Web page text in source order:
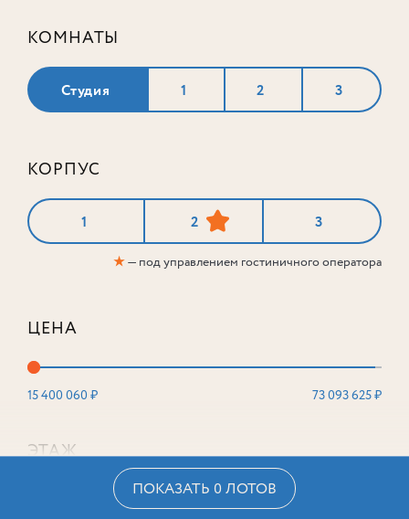
КОМНАТЫ
Студия 1 2 3
КОРПУС
1 2 3
★— под управлением гостиничного оператора
ЦЕНА
15 400 060 ₽ 73 093 625 ₽
ЭТАЖ
ПОКАЗАТЬ 0 ЛОТОВ